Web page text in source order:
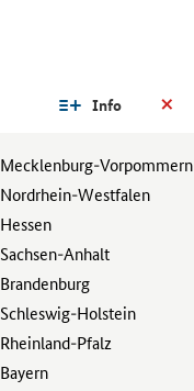
Info
Mecklenburg-Vorpommern
Nordrhein-Westfalen
Hessen
Sachsen-Anhalt
Brandenburg
Schleswig-Holstein
Rheinland-Pfalz
Bayern